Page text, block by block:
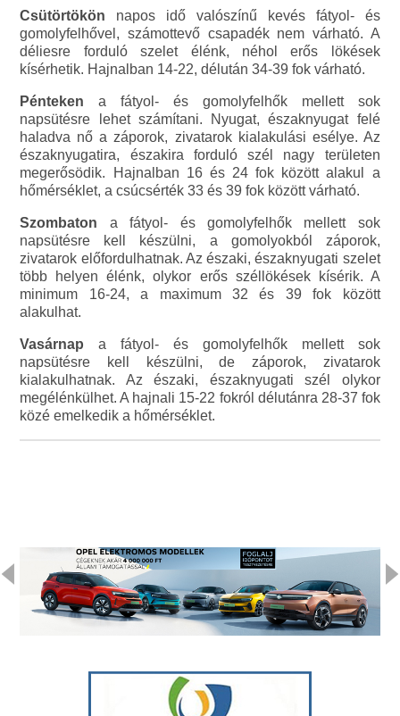
Csütörtökön napos idő valószínű kevés fátyol- és
gomolyfelhővel, számottevő csapadék nem várható. A
déliesre forduló szelet élénk, néhol erős lökések
kísérhetik. Hajnalban 14-22, délután 34-39 fok várható.
Pénteken a fátyol- és gomolyfelhők mellett sok
napsütésre lehet számítani. Nyugat, északnyugat felé
haladva nő a záporok, zivatarok kialakulási esélye. Az
északnyugatira, északira forduló szél nagy területen
megerősödik. Hajnalban 16 és 24 fok között alakul a
hőmérséklet, a csúcsérték 33 és 39 fok között várható.
Szombaton a fátyol- és gomolyfelhők mellett sok
napsütésre kell készülni, a gomolyokból záporok,
zivatarok előfordulhatnak. Az északi, északnyugati szelet
több helyen élénk, olykor erős széllökések kísérik. A
minimum 16-24, a maximum 32 és 39 fok között
alakulhat.
Vasárnap a fátyol- és gomolyfelhők mellett sok
napsütésre kell készülni, de záporok, zivatarok
kialakulhatnak. Az északi, északnyugati szél olykor
megélénkülhet. A hajnali 15-22 fokról délutánra 28-37 fok
közé emelkedik a hőmérséklet.